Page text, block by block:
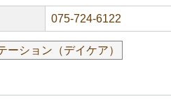
075-724-6122
ーション（デイケア）